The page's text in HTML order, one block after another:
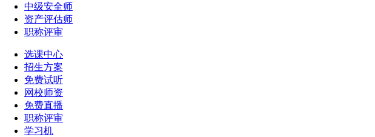
中级安全师
资产评估师
职称评审
选课中心
招生方案
免费试听
网校师资
免费直播
职称评审
学习机